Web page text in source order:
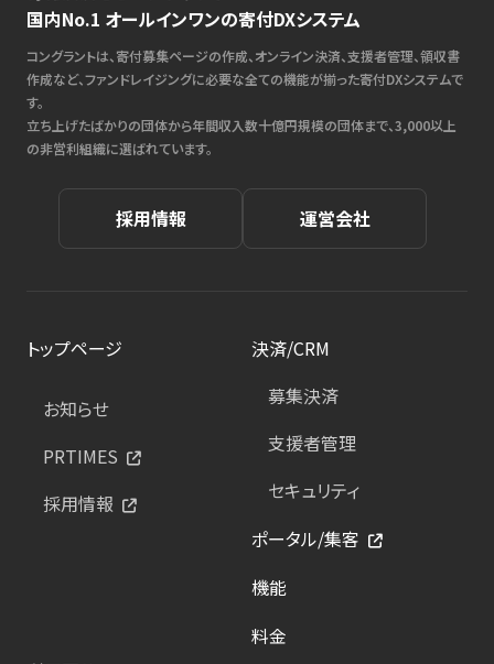
国内No.1 オールインワンの寄付DXシステム
コングラントは、寄付募集ページの作成、オンライン決済、支援者管理、領収書
作成など、ファンドレイジングに必要な全ての機能が揃った寄付DXシステムで
す。
立ち上げたばかりの団体から年間収入数十億円規模の団体まで、3,000以上
の非営利組織に選ばれています。
採用情報 運営会社
トップページ
お知らせ
PRTIMES
採用情報
決済/CRM
募集決済
支援者管理
セキュリティ
ポータル/集客
機能
料金